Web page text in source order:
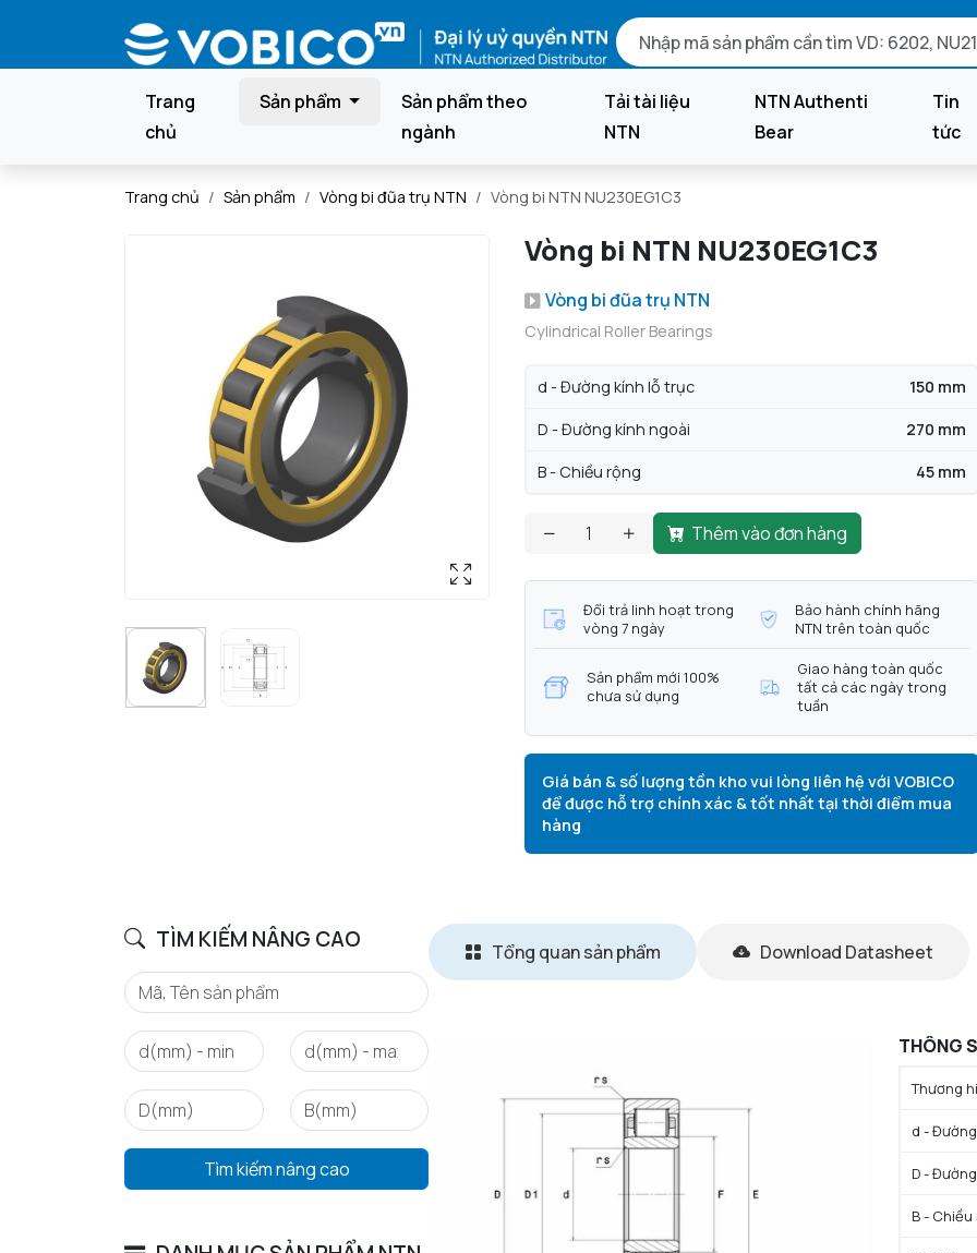
Trang
chủ
Sản phẩm
Sản phẩm theo
ngành
Tải tài liệu
NTN
NTN Authenti
Bear
Tin
tức
Trang chủ Sản phẩm Vòng bi đũa trụ NTN Vòng bi NTN NU230EG1C3
Vòng bi NTN NU230EG1C3
Vòng bi đũa trụ NTN
Cylindrical Roller Bearings
d - Đường kính lỗ trục 150 mm
D - Đường kính ngoài 270 mm
B - Chiều rộng 45 mm
Thêm vào đơn hàng
Đổi trả linh hoạt trong
vòng 7 ngày
Bảo hành chính hãng
NTN trên toàn quốc
Sản phẩm mới 100%
chưa sử dụng
Giao hàng toàn quốc
tất cả các ngày trong
tuần
Giá bán & số lượng tồn kho vui lòng liên hệ với VOBICO
để được hỗ trợ chính xác & tốt nhất tại thời điểm mua
hàng
TÌM KIẾM NÂNG CAO
Tìm kiếm nâng cao
Tổng quan sản phẩm Download Datasheet
THÔNG
Thương
d -
D -
B -